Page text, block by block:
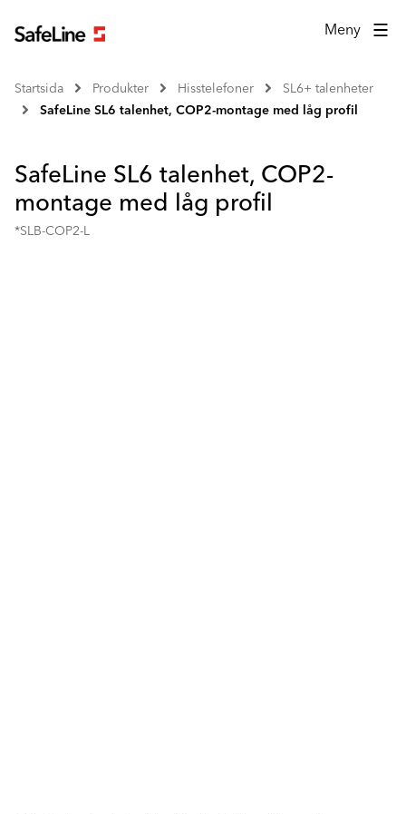
Meny
Startsida Produkter Hisstelefoner
SL6+ talenheter
SafeLine SL6 talenhet, COP2-montage med låg profil
SafeLine SL6 talenhet, COP2-
montage med låg profil
*SLB-COP2-L